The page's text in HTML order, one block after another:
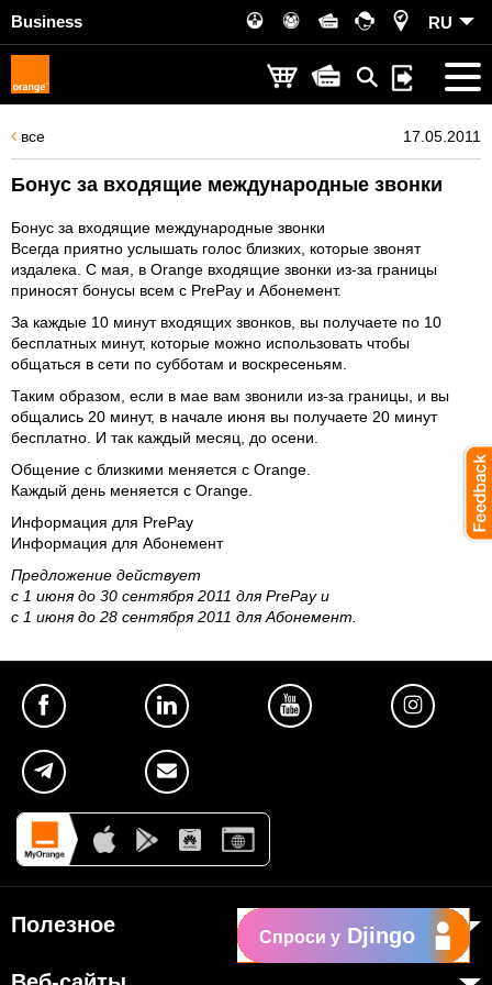
Business RU
все 17.05.2011
Бонус за входящие международные звонки
Бонус за входящие международные звонки
Всегда приятно услышать голос близких, которые звонят
издалека. С мая, в Orange входящие звонки из-за границы
приносят бонусы всем с PrePay и Абонемент.
За каждые 10 минут входящих звонков, вы получаете по 10
бесплатных минут, которые можно использовать чтобы
общаться в сети по субботам и воскресеньям.
Таким образом, если в мае вам звонили из-за границы, и вы
общались 20 минут, в начале июня вы получаете 20 минут
бесплатно. И так каждый месяц, до осени.
Общение с близкими меняется с Orange.
Каждый день меняется с Orange.
Информация для PrePay
Информация для Абонемент
Предложение действует
с 1 июня до 30 сентября 2011 для PrePay и
с 1 июня до 28 сентября 2011 для Абонемент.
Полезное
Спроси у Djingo